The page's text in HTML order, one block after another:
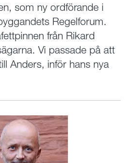
som ny ordförande i
Regelforum.
från Rikard
Vi passade på att
Anders, inför hans nya